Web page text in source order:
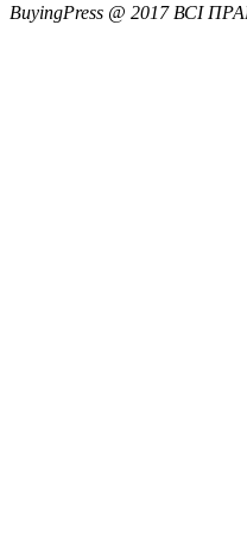
BuyingPress @ 2017 ВСІ